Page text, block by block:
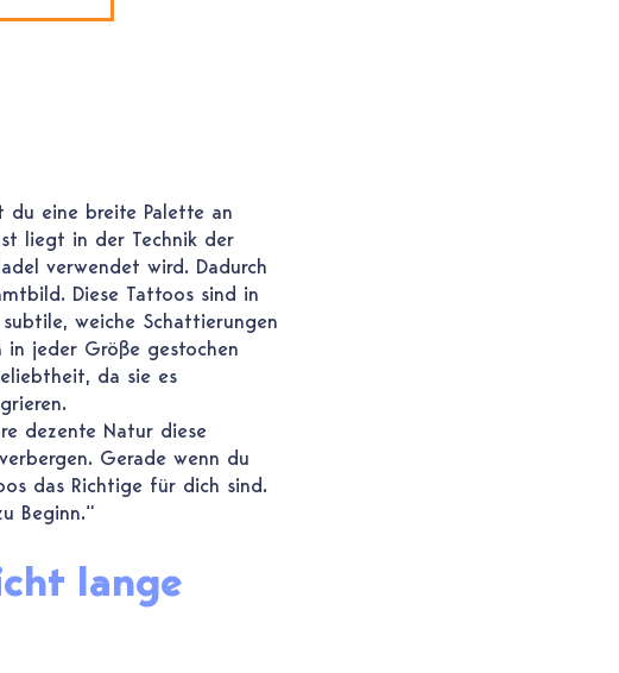
du eine breite Palette an
liegt in der Technik der
verwendet wird. Dadurch
Diese Tattoos sind in
weiche Schattierungen
in jeder Größe gestochen
da sie es
dezente Natur diese
Gerade wenn du
das Richtige für dich sind.
Beginn.“
lange